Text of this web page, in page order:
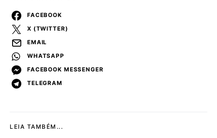
FACEBOOK
X (TWITTER)
EMAIL
WHATSAPP
FACEBOOK MESSENGER
TELEGRAM
LEIA TAMBÉM...